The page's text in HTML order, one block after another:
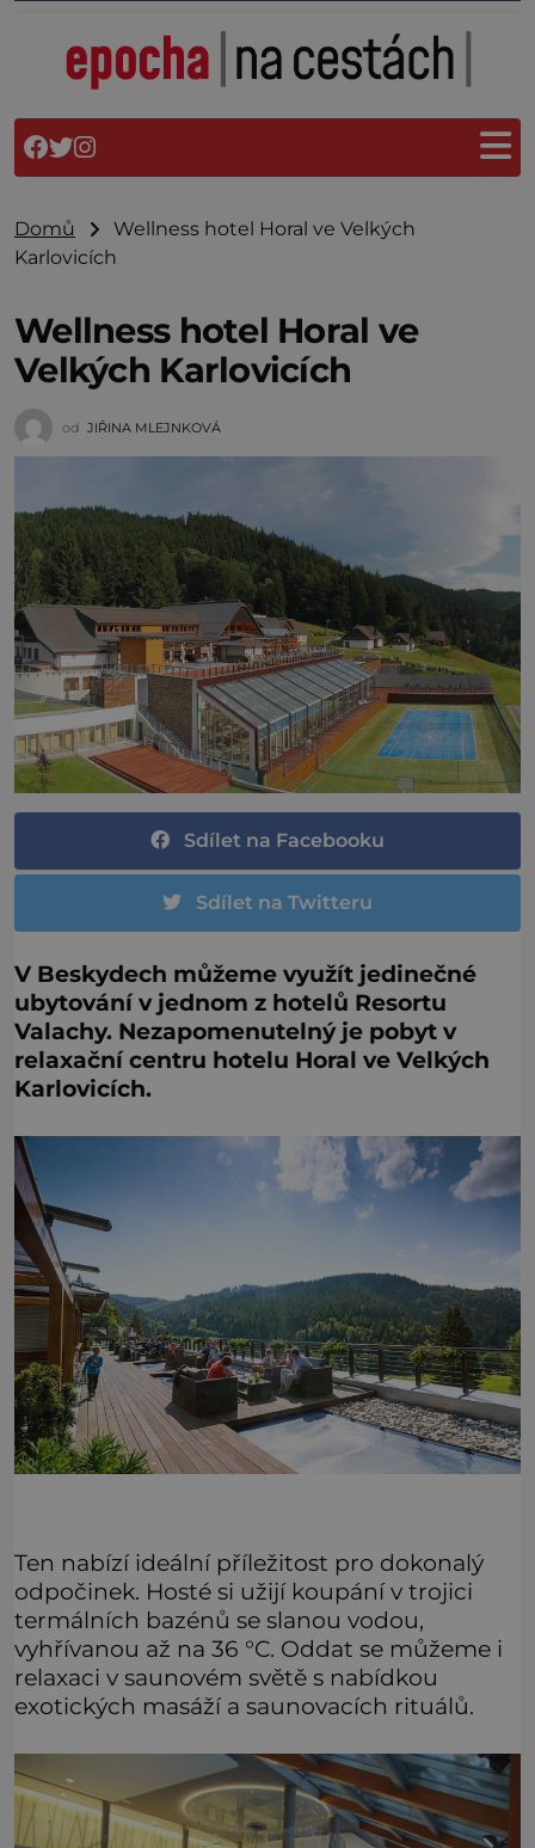
Domů
Wellness hotel Horal ve Velkých
Karlovicích
Wellness hotel Horal ve
Velkých Karlovicích
od JIŘINA MLEJNKOVÁ
Sdílet na Facebooku
Sdílet na Twitteru
V Beskydech můžeme využít jedinečné
ubytování v jednom z hotelů Resortu
Valachy. Nezapomenutelný je pobyt v
relaxační centru hotelu Horal ve Velkých
Karlovicích.
Ten nabízí ideální příležitost pro dokonalý
odpočinek. Hosté si užijí koupání v trojici
termálních bazénů se slanou vodou,
vyhřívanou až na 36 °C. Oddat se můžeme i
relaxaci v saunovém světě s nabídkou
exotických masáží a saunovacích rituálů.